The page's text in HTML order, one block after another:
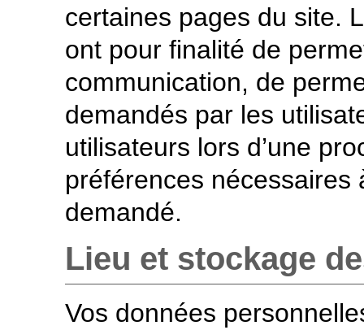
certaines pages du site.
ont pour finalité de
communication, de
demandés par les
utilisateurs lors d’une
préférences
demandé.
Lieu et stockage
Vos données